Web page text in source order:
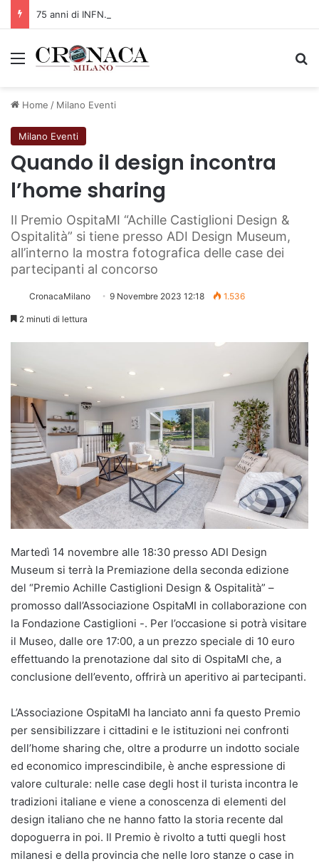
Menu
Home / Milano Eventi
Milano Eventi
Quando il design incontra
l’home sharing
Il Premio OspitaMI “Achille Castiglioni Design &
Ospitalità” si tiene presso ADI Design Museum,
all’interno la mostra fotografica delle case dei
partecipanti al concorso
CronacaMilano 9 Novembre 2023 12:18 1.536
2 minuti di lettura
Martedì 14 novembre alle 18:30 presso ADI Design
Museum si terrà la Premiazione della seconda edizione
del “Premio Achille Castiglioni Design & Ospitalità” –
promosso dall’Associazione OspitaMI in collaborazione con
la Fondazione Castiglioni -. Per l’occasione si potrà visitare
il Museo, dalle ore 17:00, a un prezzo speciale di 10 euro
effettuando la prenotazione dal sito di OspitaMI che, a
conclusione dell’evento, offrirà un aperitivo ai partecipanti.
L’Associazione OspitaMI ha lanciato anni fa questo Premio
per sensibilizzare i cittadini e le istituzioni nei confronti
dell’home sharing che, oltre a produrre un indotto sociale
ed economico imprescindibile, è anche espressione di
valore culturale: nelle case degli host il turista incontra le
tradizioni italiane e viene a conoscenza di elementi del
design italiano che ne hanno fatto la storia recente dal
dopoguerra in poi. Il Premio è rivolto a tutti quegli host
milanesi e della provincia che nelle loro stanze o case in